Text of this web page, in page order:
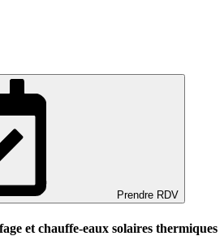
Prendre RDV
et chauffe-eaux solaires thermiques